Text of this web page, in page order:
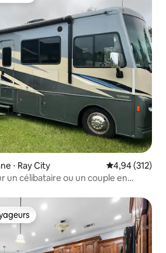
⋅ Ray City Évaluation
4,94 (312)
un célibataire ou un couple en
les plus appréciés